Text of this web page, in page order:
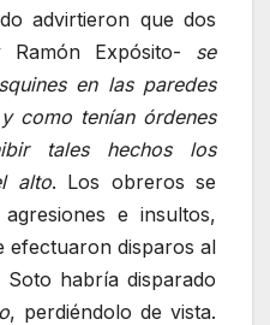
advirtieron que dos
Ramón Expósito- se
en las paredes
como tenían órdenes
tales hechos los
alto. Los obreros se
e insultos,
efectuaron disparos al
habría disparado
, perdiéndolo de vista.